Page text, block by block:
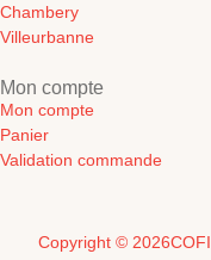
Chambery
Villeurbanne
Mon compte
Mon compte
Panier
Validation commande
Copyright © 2026COFI